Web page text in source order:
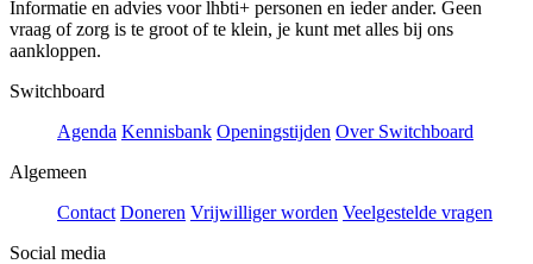
Informatie en advies voor lhbti+ personen en ieder ander. Geen
vraag of zorg is te groot of te klein, je kunt met alles bij ons
aankloppen.
Switchboard
Agenda Kennisbank Openingstijden Over Switchboard
Algemeen
Contact Doneren Vrijwilliger worden Veelgestelde vragen
Social media